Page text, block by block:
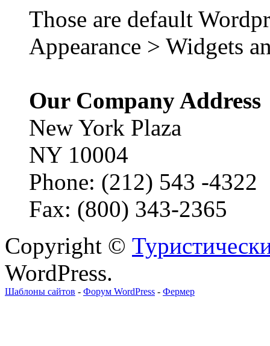
Those are default
Appearance > Widgets
Our Company Address
New York Plaza
NY 10004
Phone: (212) 543 -4322
Fax: (800) 343-2365
Copyright ©
WordPress.
Шаблоны сайтов - Форум WordPress - Фермер